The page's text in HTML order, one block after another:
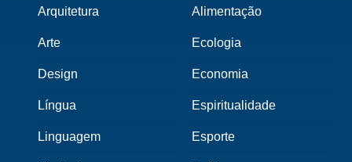
Arquitetura
Arte
Design
Língua
Linguagem
Alimentação
Ecologia
Economia
Espiritualidade
Esporte